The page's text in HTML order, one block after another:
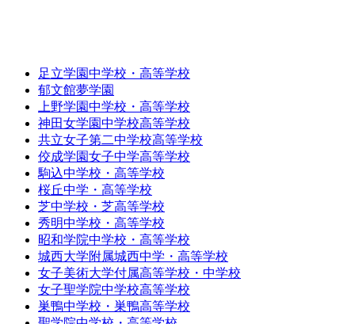
足立学園中学校・高等学校
郁文館夢学園
上野学園中学校・高等学校
神田女学園中学校高等学校
共立女子第二中学校高等学校
佼成学園女子中学高等学校
駒込中学校・高等学校
桜丘中学・高等学校
芝中学校・芝高等学校
秀明中学校・高等学校
昭和学院中学校・高等学校
城西大学附属城西中学・高等学校
女子美術大学付属高等学校・中学校
女子聖学院中学校高等学校
巣鴨中学校・巣鴨高等学校